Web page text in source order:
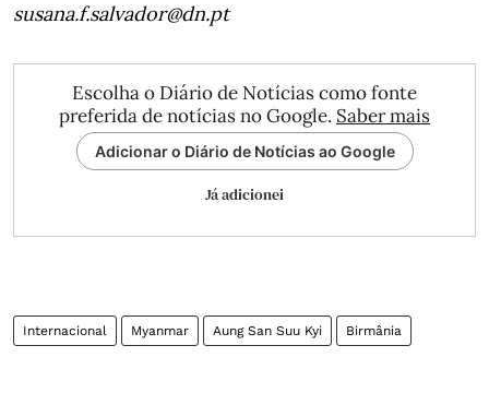
susana.f.salvador@dn.pt
Escolha o Diário de Notícias como fonte
preferida de notícias no Google. Saber mais
Adicionar o Diário de Notícias ao Google
Já adicionei
Internacional Myanmar Aung San Suu Kyi Birmânia